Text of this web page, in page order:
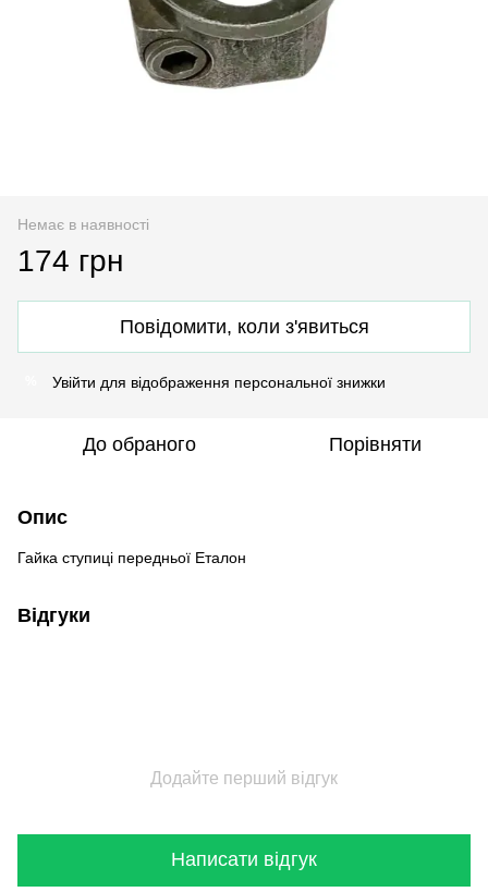
Немає в наявності
174 грн
Повідомити, коли з'явиться
Увійти для відображення персональної знижки
До обраного Порівняти
Опис
Гайка ступиці передньої Еталон
Відгуки
Додайте перший відгук
Написати відгук